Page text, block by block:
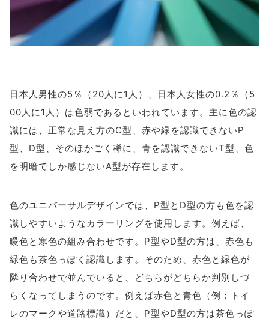
日本人男性の5％（20人に1人）、日本人女性の0.2％（5
00人に1人）は色弱であるといわれています。主に色の認
識には、正常な見え方のC型、赤や緑を認識できないP
型、D型、そのほかごく稀に、青を認識できないT型、色
を明暗でしか感じないA型が存在します。
色のユニバーサルデザインでは、P型とD型の方も色を認
識しやすいようなカラーリングを使用します。例えば、
暖色と寒色の組み合わせです。P型やD型の方は、赤色も
緑色も茶色っぽく認識します。そのため、赤色と緑色が
隣り合わせで並んでいると、どちらがどちらか判別しづ
らくなってしまうのです。例えば赤色と青色（例：トイ
レのマークや道路標識）だと、P型やD型の方は茶色っぽ